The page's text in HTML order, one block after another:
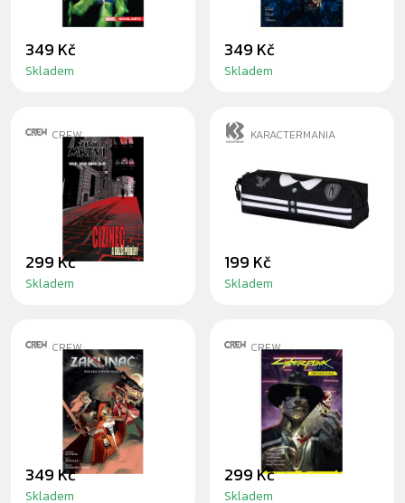
349 Kč
Skladem
349 Kč
Skladem
CREW
KOMIKS ŽIVÍ
MRTVÍ: CIZINEC A
DALŠÍ PŘÍBĚHY
299 Kč
Skladem
KARACTERMANIA
PENÁL
199 Kč
Skladem
CREW
KOMIKS ZAKLÍNAČ
7: BALADA O
DVOU VLCÍCH
349 Kč
Skladem
CREW
KOMIKS
CYBERPUNK 2077:
MÁŠ MOJE SLOVO
299 Kč
Skladem